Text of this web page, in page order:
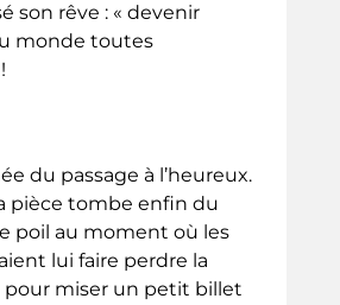
son rêve : « devenir
monde toutes
du passage à l’heureux.
pièce tombe enfin du
poil au moment où les
lui faire perdre la
pour miser un petit billet